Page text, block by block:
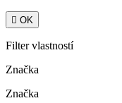
 OK
Filter vlastností
Značka
Značka